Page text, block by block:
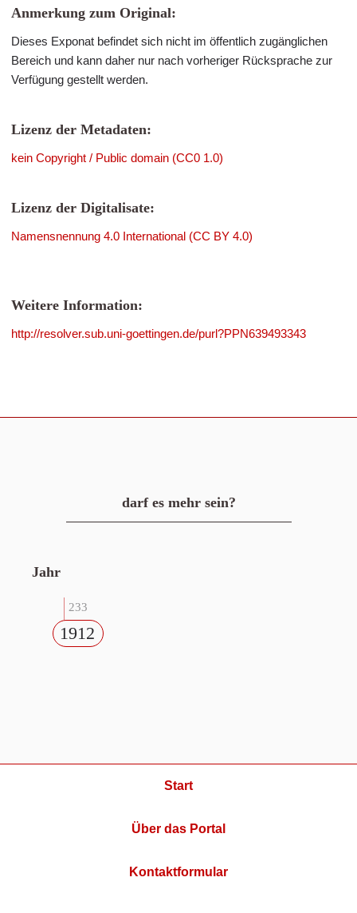
Anmerkung zum Original:
Dieses Exponat befindet sich nicht im öffentlich zugänglichen
Bereich und kann daher nur nach vorheriger Rücksprache zur
Verfügung gestellt werden.
Lizenz der Metadaten:
kein Copyright / Public domain (CC0 1.0)
Lizenz der Digitalisate:
Namensnennung 4.0 International (CC BY 4.0)
Weitere Information:
http://resolver.sub.uni-goettingen.de/purl?PPN639493343
darf es mehr sein?
Jahr
233
1912
Start
Über das Portal
Kontaktformular